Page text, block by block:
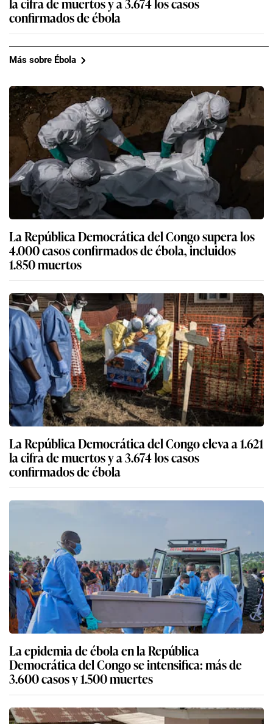
confirmados de ébola
Más sobre Ébola
La República Democrática del Congo supera los
4.000 casos confirmados de ébola, incluidos
1.850 muertos
La República Democrática del Congo eleva a 1.621
la cifra de muertos y a 3.674 los casos
confirmados de ébola
La epidemia de ébola en la República
Democrática del Congo se intensifica: más de
3.600 casos y 1.500 muertes